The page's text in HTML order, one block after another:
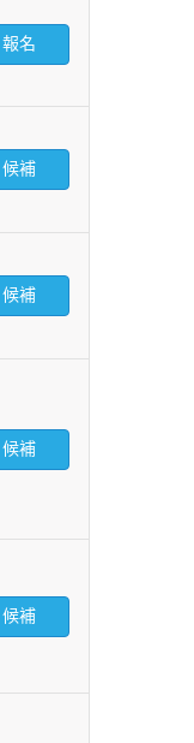
報名
候補
候補
候補
候補